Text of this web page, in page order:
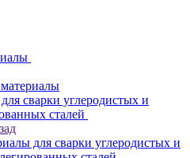
сварки углеродистых и
сталей
для сварки углеродистых и